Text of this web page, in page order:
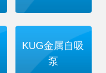
KUG金属自吸
泵